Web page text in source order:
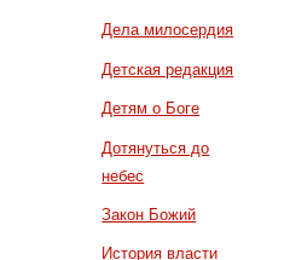
Дела милосердия
Детская редакция
Детям о Боге
Дотянуться до
небес
Закон Божий
История власти